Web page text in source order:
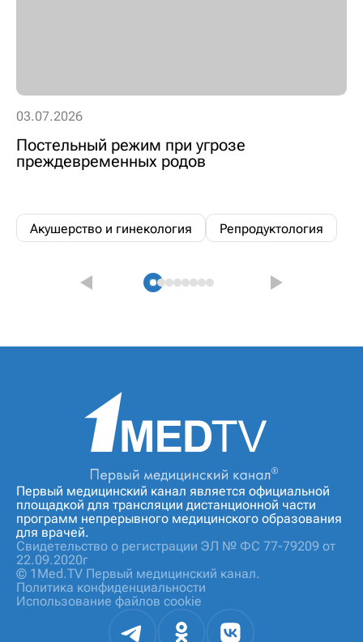
03.07.2026
Постельный режим при угрозе
преждевременных родов
Акушерство и гинекология Репродуктология
Первый медицинский канал является официальной
площадкой для трансляции дистанционной части
программ непрерывного медицинского образования
для врачей.
Свидетельство о регистрации ЭЛ № ФС 77-79209 от
22.09.2020г
© 1Med.TV Первый медицинский канал.
Политика конфиденциальности
Использование файлов cookie